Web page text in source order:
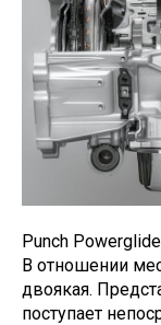
Punch
В отношении
двоякая.
поступает